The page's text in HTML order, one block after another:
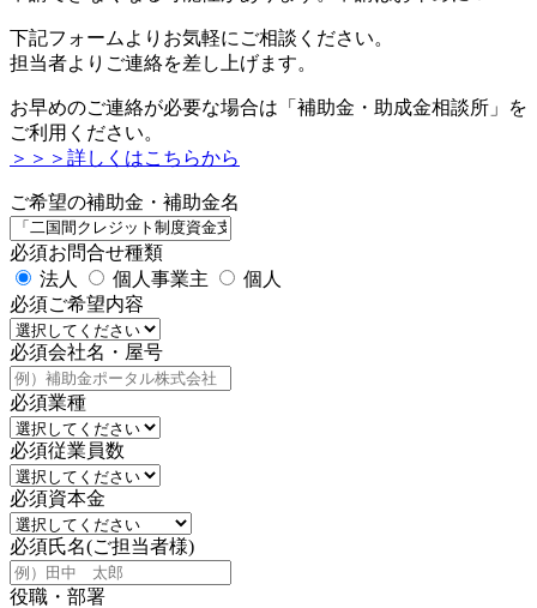
下記フォームよりお気軽にご相談ください。
担当者よりご連絡を差し上げます。
お早めのご連絡が必要な場合は「補助金・助成金相談所」を
ご利用ください。
＞＞＞詳しくはこちらから
ご希望の補助金・補助金名
必須お問合せ種類
法人
個人事業主
個人
必須ご希望内容
必須会社名・屋号
必須業種
必須従業員数
必須資本金
必須氏名(ご担当者様)
役職・部署